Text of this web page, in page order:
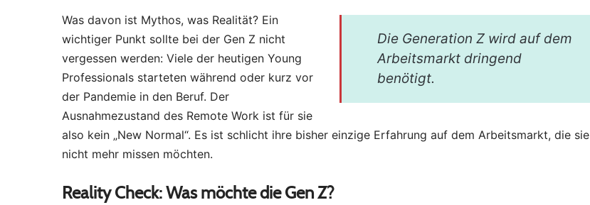
Die Generation Z wird auf dem
Arbeitsmarkt dringend
benötigt.
Was davon ist Mythos, was Realität? Ein
wichtiger Punkt sollte bei der Gen Z nicht
vergessen werden: Viele der heutigen Young
Professionals starteten während oder kurz vor
der Pandemie in den Beruf. Der
Ausnahmezustand des Remote Work ist für sie
also kein „New Normal“. Es ist schlicht ihre bisher einzige Erfahrung auf dem Arbeitsmarkt, die sie
nicht mehr missen möchten.
Reality Check: Was möchte die Gen Z?